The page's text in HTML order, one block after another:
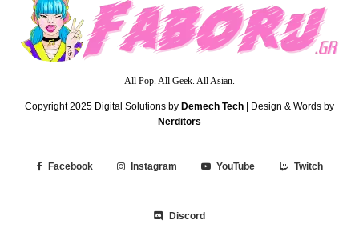
All Pop. All Geek. All Asian.
Copyright 2025 Digital Solutions by Demech Tech | Design & Words by
Nerditors
Facebook Instagram YouTube Twitch
Discord